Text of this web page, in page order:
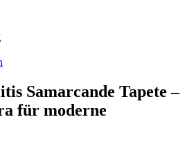
Samarcande Tapete –
für moderne